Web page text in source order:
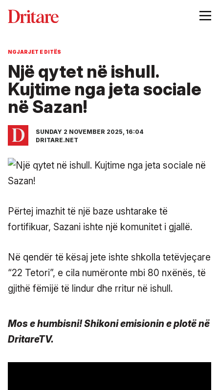
NGJARJET E DITËS
Një qytet në ishull.
Kujtime nga jeta sociale
në Sazan!
SUNDAY 2 NOVEMBER 2025, 16:04
DRITARE.NET
Përtej imazhit të një baze ushtarake të
fortifikuar, Sazani ishte një komunitet i gjallë.
Në qendër të kësaj jete ishte shkolla tetëvjeçare
“22 Tetori”, e cila numëronte mbi 80 nxënës, të
gjithë fëmijë të lindur dhe rritur në ishull.
Mos e humbisni! Shikoni emisionin e plotë në
DritareTV.